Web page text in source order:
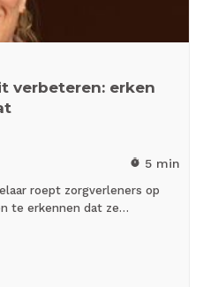
verbeteren: erken
timer 5 min
roept zorgverleners op
te erkennen dat ze…